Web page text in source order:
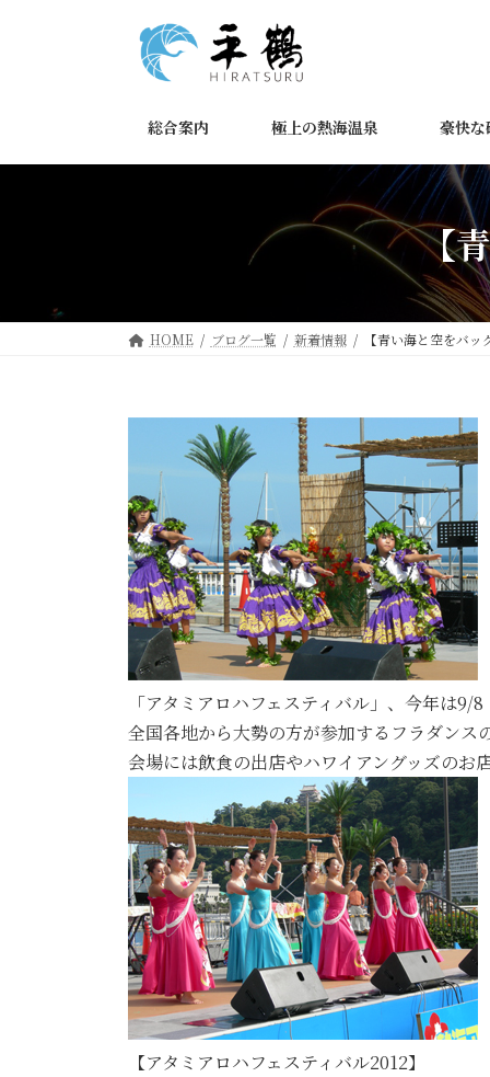
ス
ン
総合案内 極上の熱海温泉 豪快
【
HOME ブログ一覧 新着情報 【青い海と空をバ
「アタミアロハフェスティバル」、今年は9/
全国各地から大勢の方が参加するフラダン
会場には飲食の出店やハワイアングッズの
【アタミアロハフェスティバル2012】